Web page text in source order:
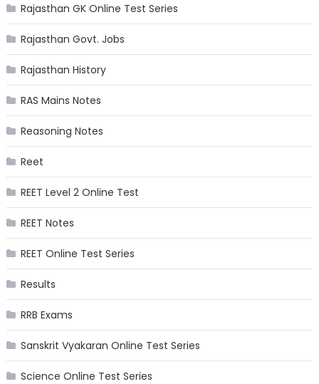
Rajasthan GK Online Test Series
Rajasthan Govt. Jobs
Rajasthan History
RAS Mains Notes
Reasoning Notes
Reet
REET Level 2 Online Test
REET Notes
REET Online Test Series
Results
RRB Exams
Sanskrit Vyakaran Online Test Series
Science Online Test Series